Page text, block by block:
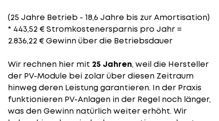
(25 Jahre Betrieb - 18,6 Jahre bis zur Amortisation)
* 443,52 € Stromkostenersparnis pro Jahr =
2.836,22 € Gewinn über die Betriebsdauer
Wir rechnen hier mit 25 Jahren, weil die Hersteller
der PV-Module bei zolar über diesen Zeitraum
hinweg deren Leistung garantieren. In der Praxis
funktionieren PV-Anlagen in der Regel noch länger,
was den Gewinn natürlich weiter erhöht. Wir